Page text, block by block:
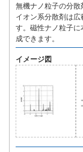
無機ナノ粒子の分
イオン系分散剤は
す。磁性ナノ粒子
成できます。
イメージ図